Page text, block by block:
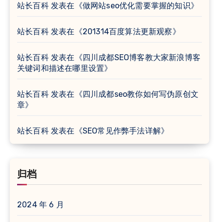
站长百科发表在《做网站seo优化需要掌握的知识》
站长百科发表在《201314百度算法更新观察》
站长百科发表在《四川成都SEO博客教大家新浪博客
关键词和描述在哪里设置》
站长百科发表在《四川成都seo教你如何写伪原创文
章》
站长百科发表在《SEO常见作弊手法详解》
归档
2024 年 6 月